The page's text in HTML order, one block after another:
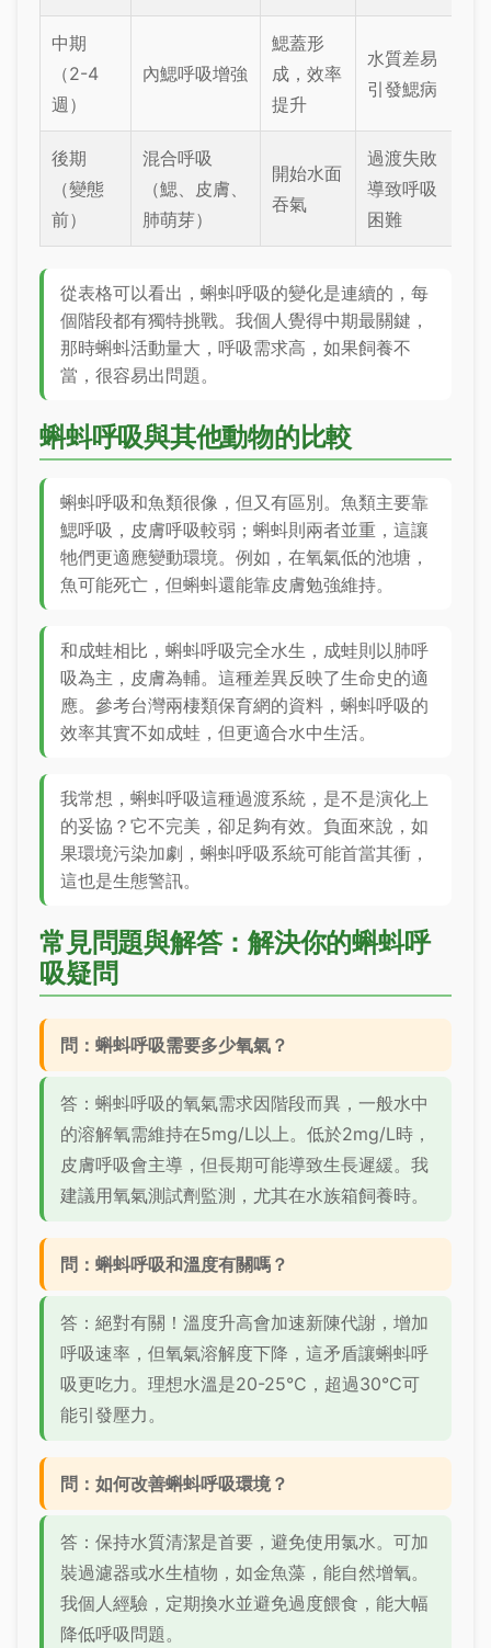
中期
（2-4
週）
內鰓呼吸增強
鰓蓋形
成，效率
提升
水質差易
引發鰓病
後期
（變態
前）
混合呼吸
（鰓、皮膚、
肺萌芽）
開始水面
吞氣
過渡失敗
導致呼吸
困難
從表格可以看出，蝌蚪呼吸的變化是連續的，每
個階段都有獨特挑戰。我個人覺得中期最關鍵，
那時蝌蚪活動量大，呼吸需求高，如果飼養不
當，很容易出問題。
蝌蚪呼吸與其他動物的比較
蝌蚪呼吸和魚類很像，但又有區別。魚類主要靠
鰓呼吸，皮膚呼吸較弱；蝌蚪則兩者並重，這讓
牠們更適應變動環境。例如，在氧氣低的池塘，
魚可能死亡，但蝌蚪還能靠皮膚勉強維持。
和成蛙相比，蝌蚪呼吸完全水生，成蛙則以肺呼
吸為主，皮膚為輔。這種差異反映了生命史的適
應。參考台灣兩棲類保育網的資料，蝌蚪呼吸的
效率其實不如成蛙，但更適合水中生活。
我常想，蝌蚪呼吸這種過渡系統，是不是演化上
的妥協？它不完美，卻足夠有效。負面來說，如
果環境污染加劇，蝌蚪呼吸系統可能首當其衝，
這也是生態警訊。
常見問題與解答：解決你的蝌蚪呼
吸疑問
問：蝌蚪呼吸需要多少氧氣？
答：蝌蚪呼吸的氧氣需求因階段而異，一般水中
的溶解氧需維持在5mg/L以上。低於2mg/L時，
皮膚呼吸會主導，但長期可能導致生長遲緩。我
建議用氧氣測試劑監測，尤其在水族箱飼養時。
問：蝌蚪呼吸和溫度有關嗎？
答：絕對有關！溫度升高會加速新陳代謝，增加
呼吸速率，但氧氣溶解度下降，這矛盾讓蝌蚪呼
吸更吃力。理想水溫是20-25°C，超過30°C可
能引發壓力。
問：如何改善蝌蚪呼吸環境？
答：保持水質清潔是首要，避免使用氯水。可加
裝過濾器或水生植物，如金魚藻，能自然增氧。
我個人經驗，定期換水並避免過度餵食，能大幅
降低呼吸問題。